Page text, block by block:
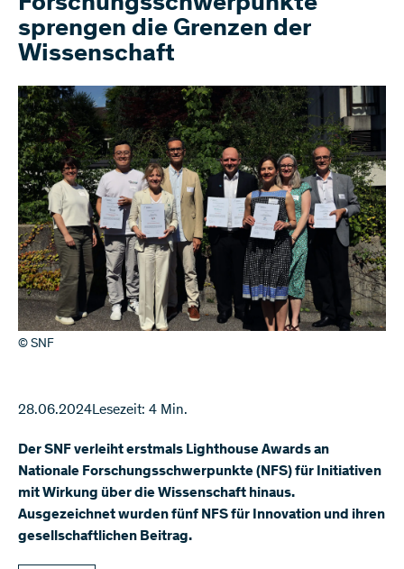
sprengen die Grenzen der
Wissenschaft
© SNF
28.06.2024Lesezeit: 4 Min.
Der SNF verleiht erstmals Lighthouse Awards an
Nationale Forschungsschwerpunkte (NFS) für Initiativen
mit Wirkung über die Wissenschaft hinaus.
Ausgezeichnet wurden fünf NFS für Innovation und ihren
gesellschaftlichen Beitrag.